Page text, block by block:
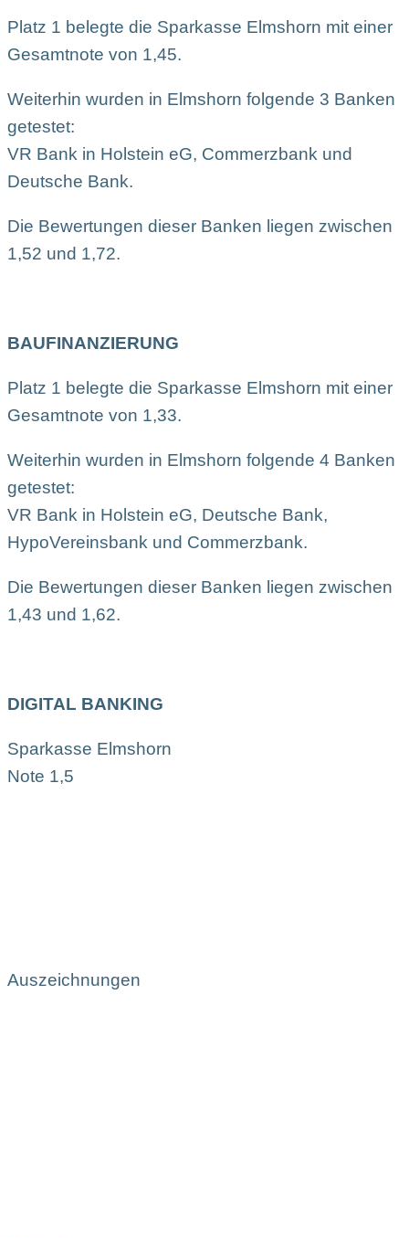
Platz 1 belegte die Sparkasse Elmshorn mit einer
Gesamtnote von 1,45.
Weiterhin wurden in Elmshorn folgende 3 Banken
getestet:
VR Bank in Holstein eG, Commerzbank und
Deutsche Bank.
Die Bewertungen dieser Banken liegen zwischen
1,52 und 1,72.
BAUFINANZIERUNG
Platz 1 belegte die Sparkasse Elmshorn mit einer
Gesamtnote von 1,33.
Weiterhin wurden in Elmshorn folgende 4 Banken
getestet:
VR Bank in Holstein eG, Deutsche Bank,
HypoVereinsbank und Commerzbank.
Die Bewertungen dieser Banken liegen zwischen
1,43 und 1,62.
DIGITAL BANKING
Sparkasse Elmshorn
Note 1,5
Auszeichnungen